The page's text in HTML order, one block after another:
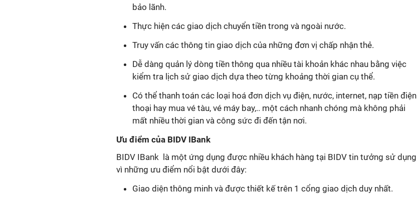
bảo lãnh.
Thực hiện các giao dịch chuyển tiền trong và ngoài nước.
Truy vấn các thông tin giao dịch của những đơn vị chấp nhận thẻ.
Dễ dàng quản lý dòng tiền thông qua nhiều tài khoản khác nhau bằng việc
kiểm tra lịch sử giao dịch dựa theo từng khoảng thời gian cụ thể.
Có thể thanh toán các loại hoá đơn dịch vụ điện, nước, internet, nạp tiền điện
thoại hay mua vé tàu, vé máy bay,.. một cách nhanh chóng mà không phải
mất nhiều thời gian và công sức đi đến tận nơi.
Ưu điểm của BIDV IBank
BIDV IBank là một ứng dụng được nhiều khách hàng tại BIDV tin tưởng sử dụng
vì những ưu điểm nổi bật dưới đây:
Giao diện thông minh và được thiết kế trên 1 cổng giao dịch duy nhất.